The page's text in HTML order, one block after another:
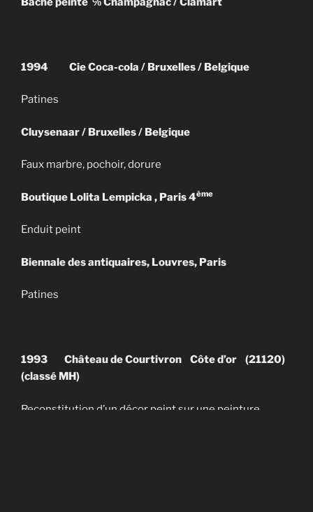
1994 Cie Coca-cola / Bruxelles / Belgique
Patines
Cluysenaar / Bruxelles / Belgique
Faux marbre, pochoir, dorure
Boutique Lolita Lempicka , Paris 4ème
Enduit peint
Biennale des antiquaires, Louvres, Paris
Patines
1993 Château de Courtivron
Côte d’or (21120)
(classé MH)
Reconstitution d’un décor peint sur une peinture